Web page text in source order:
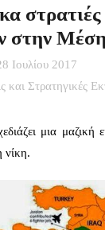
στρατιές
στην
Ιουλίου 2017
και Στρατηγικές
μια μαζική
νίκη.